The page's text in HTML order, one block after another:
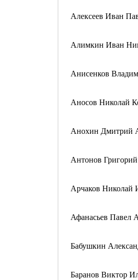
Алексеев Иван
Алимкин Иван
Анисенков
Аносов Николай
Анохин Дмитрий
Антонов
Арчаков Николай
Афанасьев Павел
Бабушкин
Баранов Виктор